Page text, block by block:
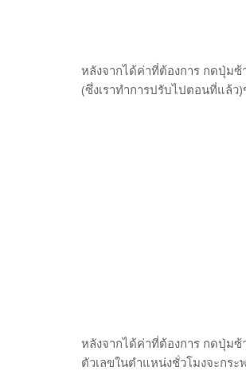
หลังจากได้ค่าที่ต้องการ กดปุ่มซ้
(ซึ่งเราทำการปรับไปตอนที่แล้ว
หลังจากได้ค่าที่ต้องการ กดปุ่มซ้
ตัวเลขในตำแหน่งชั่วโมงจะกร